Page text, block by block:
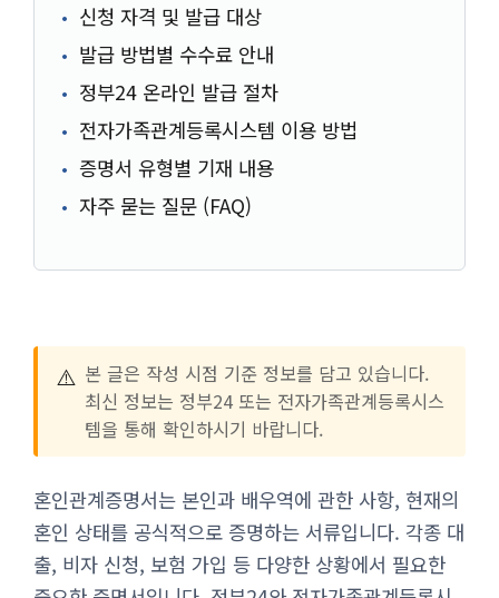
신청 자격 및 발급 대상
발급 방법별 수수료 안내
정부24 온라인 발급 절차
전자가족관계등록시스템 이용 방법
증명서 유형별 기재 내용
자주 묻는 질문 (FAQ)
⚠️ 본 글은 작성 시점 기준 정보를 담고 있습니다.
최신 정보는 정부24 또는 전자가족관계등록시스
템을 통해 확인하시기 바랍니다.
혼인관계증명서는 본인과 배우역에 관한 사항, 현재의
혼인 상태를 공식적으로 증명하는 서류입니다. 각종 대
출, 비자 신청, 보험 가입 등 다양한 상황에서 필요한